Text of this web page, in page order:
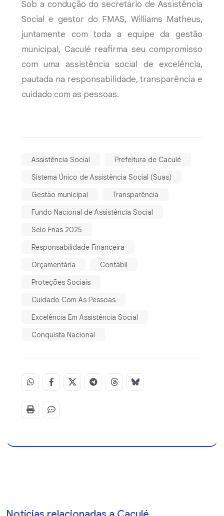
Sob a condução do secretário de Assistência
Social e gestor do FMAS, Williams Matheus,
juntamente com toda a equipe da gestão
municipal, Caculé reafirma seu compromisso
com uma assistência social de excelência,
pautada na responsabilidade, transparência e
cuidado com as pessoas.
Assistência Social
Prefeitura de Caculé
Sistema Único de Assistência Social (Suas)
Gestão municipal
Transparência
Fundo Nacional de Assistência Social
Selo Fnas 2025
Responsabilidade Financeira
Orçamentária
Contábil
Proteções Sociais
Cuidado Com As Pessoas
Excelência Em Assistência Social
Conquista Nacional